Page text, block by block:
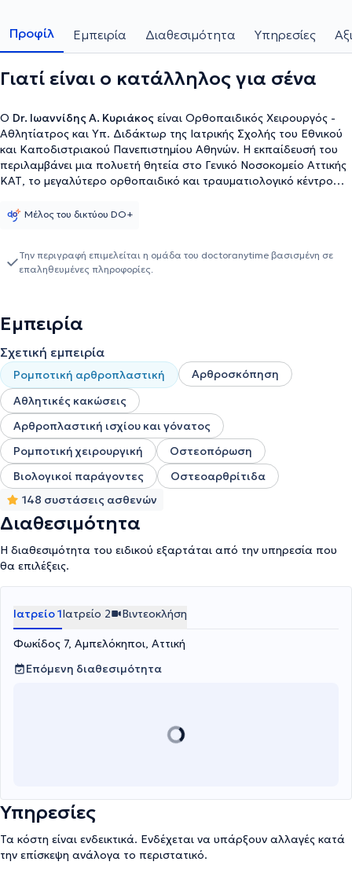
Προφίλ Εμπειρία Διαθεσιμότητα Υπηρεσίες
Γιατί είναι ο κατάλληλος για σένα
Ο Dr. Ιωαννίδης Α. Κυριάκος είναι Ορθοπαιδικός Χειρουργός -
Αθλητίατρος και Υπ. Διδάκτωρ της Ιατρικής Σχολής του Εθνικού
και Καποδιστριακού Πανεπιστημίου Αθηνών. Η εκπαίδευσή του
περιλαμβάνει μια πολυετή θητεία στο Γενικό Νοσοκομείο Αττικής
ΚΑΤ, το μεγαλύτερο ορθοπαιδικό και τραυματιολογικό κέντρο
φάσμα περιστατικών και τεχνικών.
Μέλος του δικτύου DO+
Την περιγραφή επιμελείται η ομάδα του doctoranytime βασισμένη σε
επαληθευμένες πληροφορίες.
Εμπειρία
Σχετική εμπειρία
Ρομποτική αρθροπλαστική
Αρθροσκόπηση
Αθλητικές κακώσεις
Αρθροπλαστική ισχίου και γόνατος
Ρομποτική χειρουργική
Οστεοπόρωση
Βιολογικοί παράγοντες
Οστεοαρθρίτιδα
148 συστάσεις ασθενών
Διαθεσιμότητα
Η διαθεσιμότητα του ειδικού εξαρτάται από την υπηρεσία που
θα επιλέξεις.
Ιατρείο 1Ιατρείο 2 Βιντεοκλήση
Φωκίδος 7, Αμπελόκηποι, Αττική
Επόμενη διαθεσιμότητα
Υπηρεσίες
Τα κόστη είναι ενδεικτικά. Ενδέχεται να υπάρξουν αλλαγές κατά
την επίσκεψη ανάλογα το περιστατικό.